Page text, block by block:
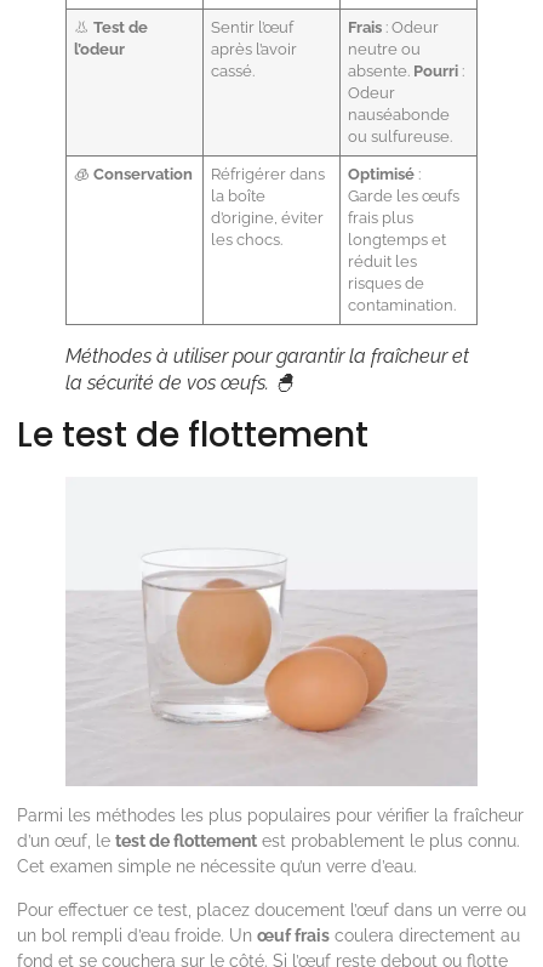
👃Test de
l’odeur
Sentir l’œuf
après l’avoir
cassé.
Frais : Odeur
neutre ou
absente. Pourri :
Odeur
nauséabonde
ou sulfureuse.
🧊Conservation
Réfrigérer dans
la boîte
d’origine, éviter
les chocs.
Optimisé :
Garde les œufs
frais plus
longtemps et
réduit les
risques de
contamination.
Méthodes à utiliser pour garantir la fraîcheur et
la sécurité de vos œufs. 🐣
Le test de flottement
Parmi les méthodes les plus populaires pour vérifier la fraîcheur
d’un œuf, le test de flottement est probablement le plus connu.
Cet examen simple ne nécessite qu’un verre d’eau.
Pour effectuer ce test, placez doucement l’œuf dans un verre ou
un bol rempli d’eau froide. Un œuf frais coulera directement au
fond et se couchera sur le côté. Si l’œuf reste debout ou flotte